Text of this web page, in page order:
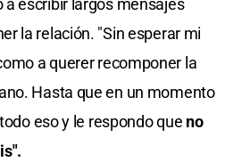
a escribir largos mensajes
la relación. "Sin esperar mi
a querer recomponer la
Hasta que en un momento
eso y le respondo que no